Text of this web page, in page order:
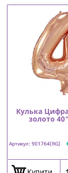
Кулька
золото
Артикул: 901764(RG)